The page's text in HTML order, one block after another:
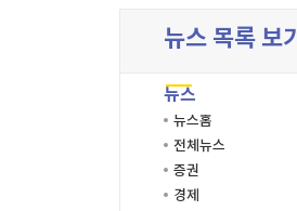
뉴스 목록 보기
뉴스
뉴스홈
전체뉴스
증권
경제